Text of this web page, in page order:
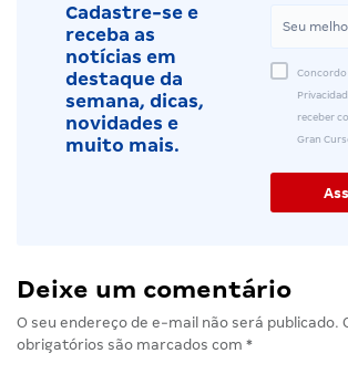
Cadastre-se e
receba as
notícias em
destaque da
semana, dicas,
novidades e
muito mais.
Concordo
receber
Gran
Deixe um comentário
O seu endereço de e-mail não será publicado.
obrigatórios são marcados com *